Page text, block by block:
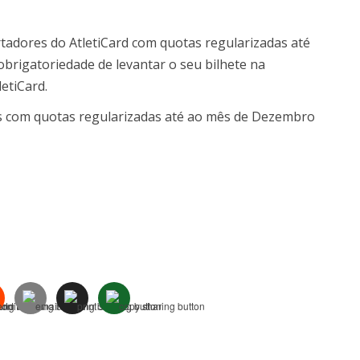
do AtletiCard com quotas regularizadas até
de levantar o seu bilhete na
quotas regularizadas até ao mês de Dezembro